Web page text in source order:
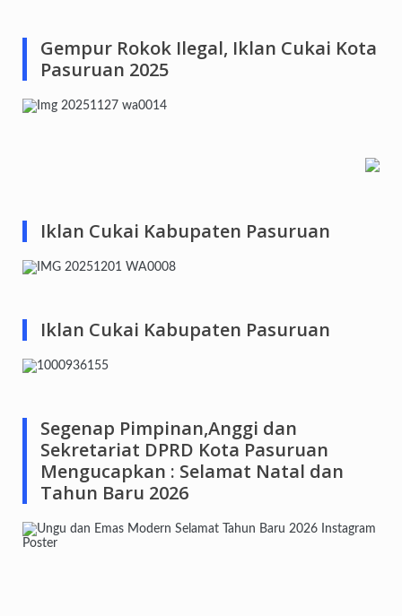
Gempur Rokok Ilegal, Iklan Cukai Kota
Pasuruan 2025
Iklan Cukai Kabupaten Pasuruan
Iklan Cukai Kabupaten Pasuruan
Segenap Pimpinan,Anggi dan
Sekretariat DPRD Kota Pasuruan
Mengucapkan : Selamat Natal dan
Tahun Baru 2026